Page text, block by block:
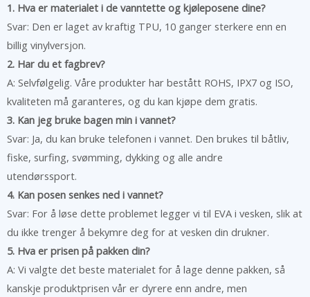
1. Hva er materialet i de vanntette og kjøleposene dine?
Svar: Den er laget av kraftig TPU, 10 ganger sterkere enn en
billig vinylversjon.
2. Har du et fagbrev?
A: Selvfølgelig. Våre produkter har bestått ROHS, IPX7 og ISO,
kvaliteten må garanteres, og du kan kjøpe dem gratis.
3. Kan jeg bruke bagen min i vannet?
Svar: Ja, du kan bruke telefonen i vannet. Den brukes til båtliv,
fiske, surfing, svømming, dykking og alle andre
utendørssport.
4. Kan posen senkes ned i vannet?
Svar: For å løse dette problemet legger vi til EVA i vesken, slik at
du ikke trenger å bekymre deg for at vesken din drukner.
5. Hva er prisen på pakken din?
A: Vi valgte det beste materialet for å lage denne pakken, så
kanskje produktprisen vår er dyrere enn andre, men